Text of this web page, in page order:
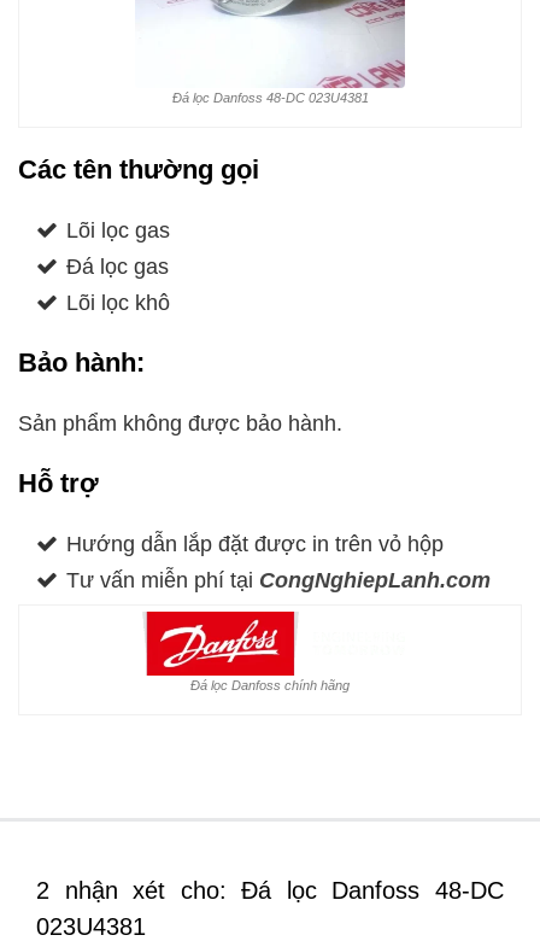
Đá lọc Danfoss 48-DC 023U4381
Các tên thường gọi
Lõi lọc gas
Đá lọc gas
Lõi lọc khô
Bảo hành:
Sản phẩm không được bảo hành.
Hỗ trợ
Hướng dẫn lắp đặt được in trên vỏ hộp
Tư vấn miễn phí tại CongNghiepLanh.com
Đá lọc Danfoss chính hãng
2 nhận xét cho: Đá lọc Danfoss 48-DC
023U4381